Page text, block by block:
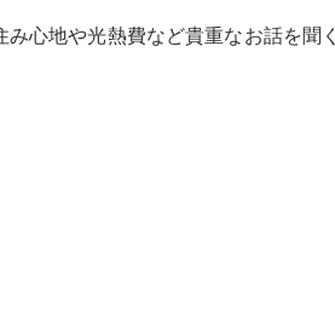
心地や光熱費など貴重なお話を聞く